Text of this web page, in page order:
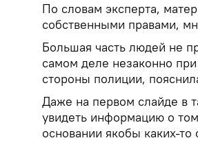
По словам эксперта,
собственными правами,
Большая часть людей не
самом деле незаконно
стороны полиции,
Даже на первом слайде в
увидеть информацию о
основании якобы каких-